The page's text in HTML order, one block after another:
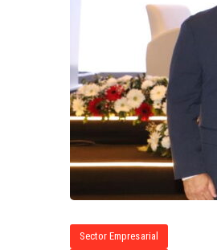
Sector Empresarial